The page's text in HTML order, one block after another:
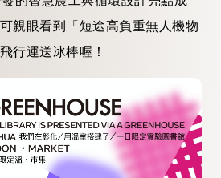
親眼看到「短途高負重無人機物
行運送冰棒喔！